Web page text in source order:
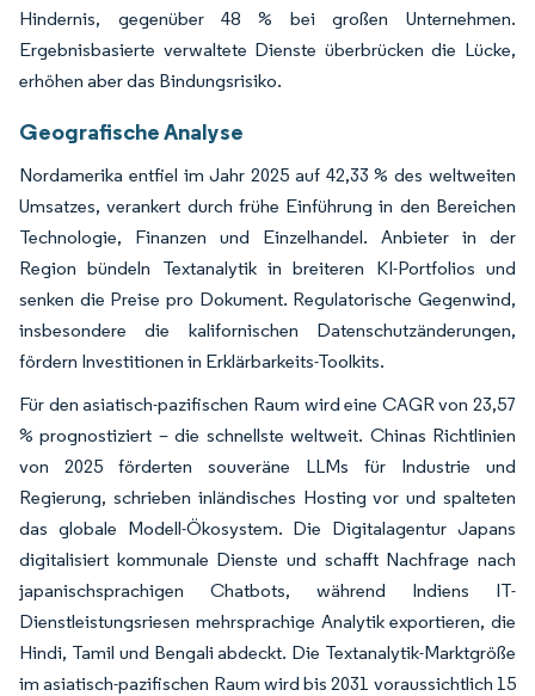
Hindernis, gegenüber 48 % bei großen Unternehmen.
Ergebnisbasierte verwaltete Dienste überbrücken die Lücke,
erhöhen aber das Bindungsrisiko.
Geografische Analyse
Nordamerika entfiel im Jahr 2025 auf 42,33 % des weltweiten
Umsatzes, verankert durch frühe Einführung in den Bereichen
Technologie, Finanzen und Einzelhandel. Anbieter in der
Region bündeln Textanalytik in breiteren KI-Portfolios und
senken die Preise pro Dokument. Regulatorische Gegenwind,
insbesondere die kalifornischen Datenschutzänderungen,
fördern Investitionen in Erklärbarkeits-Toolkits.
Für den asiatisch-pazifischen Raum wird eine CAGR von 23,57
% prognostiziert – die schnellste weltweit. Chinas Richtlinien
von 2025 förderten souveräne LLMs für Industrie und
Regierung, schrieben inländisches Hosting vor und spalteten
das globale Modell-Ökosystem. Die Digitalagentur Japans
digitalisiert kommunale Dienste und schafft Nachfrage nach
japanischsprachigen Chatbots, während Indiens IT-
Dienstleistungsriesen mehrsprachige Analytik exportieren, die
Hindi, Tamil und Bengali abdeckt. Die Textanalytik-Marktgröße
im asiatisch-pazifischen Raum wird bis 2031 voraussichtlich 15